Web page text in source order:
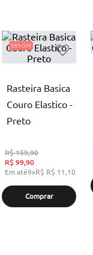
38%
Rasteira Basica
Couro Elastico -
Preto
R$159,90
R$ 99,90
Em até9xR$ R$ 11,10
Comprar